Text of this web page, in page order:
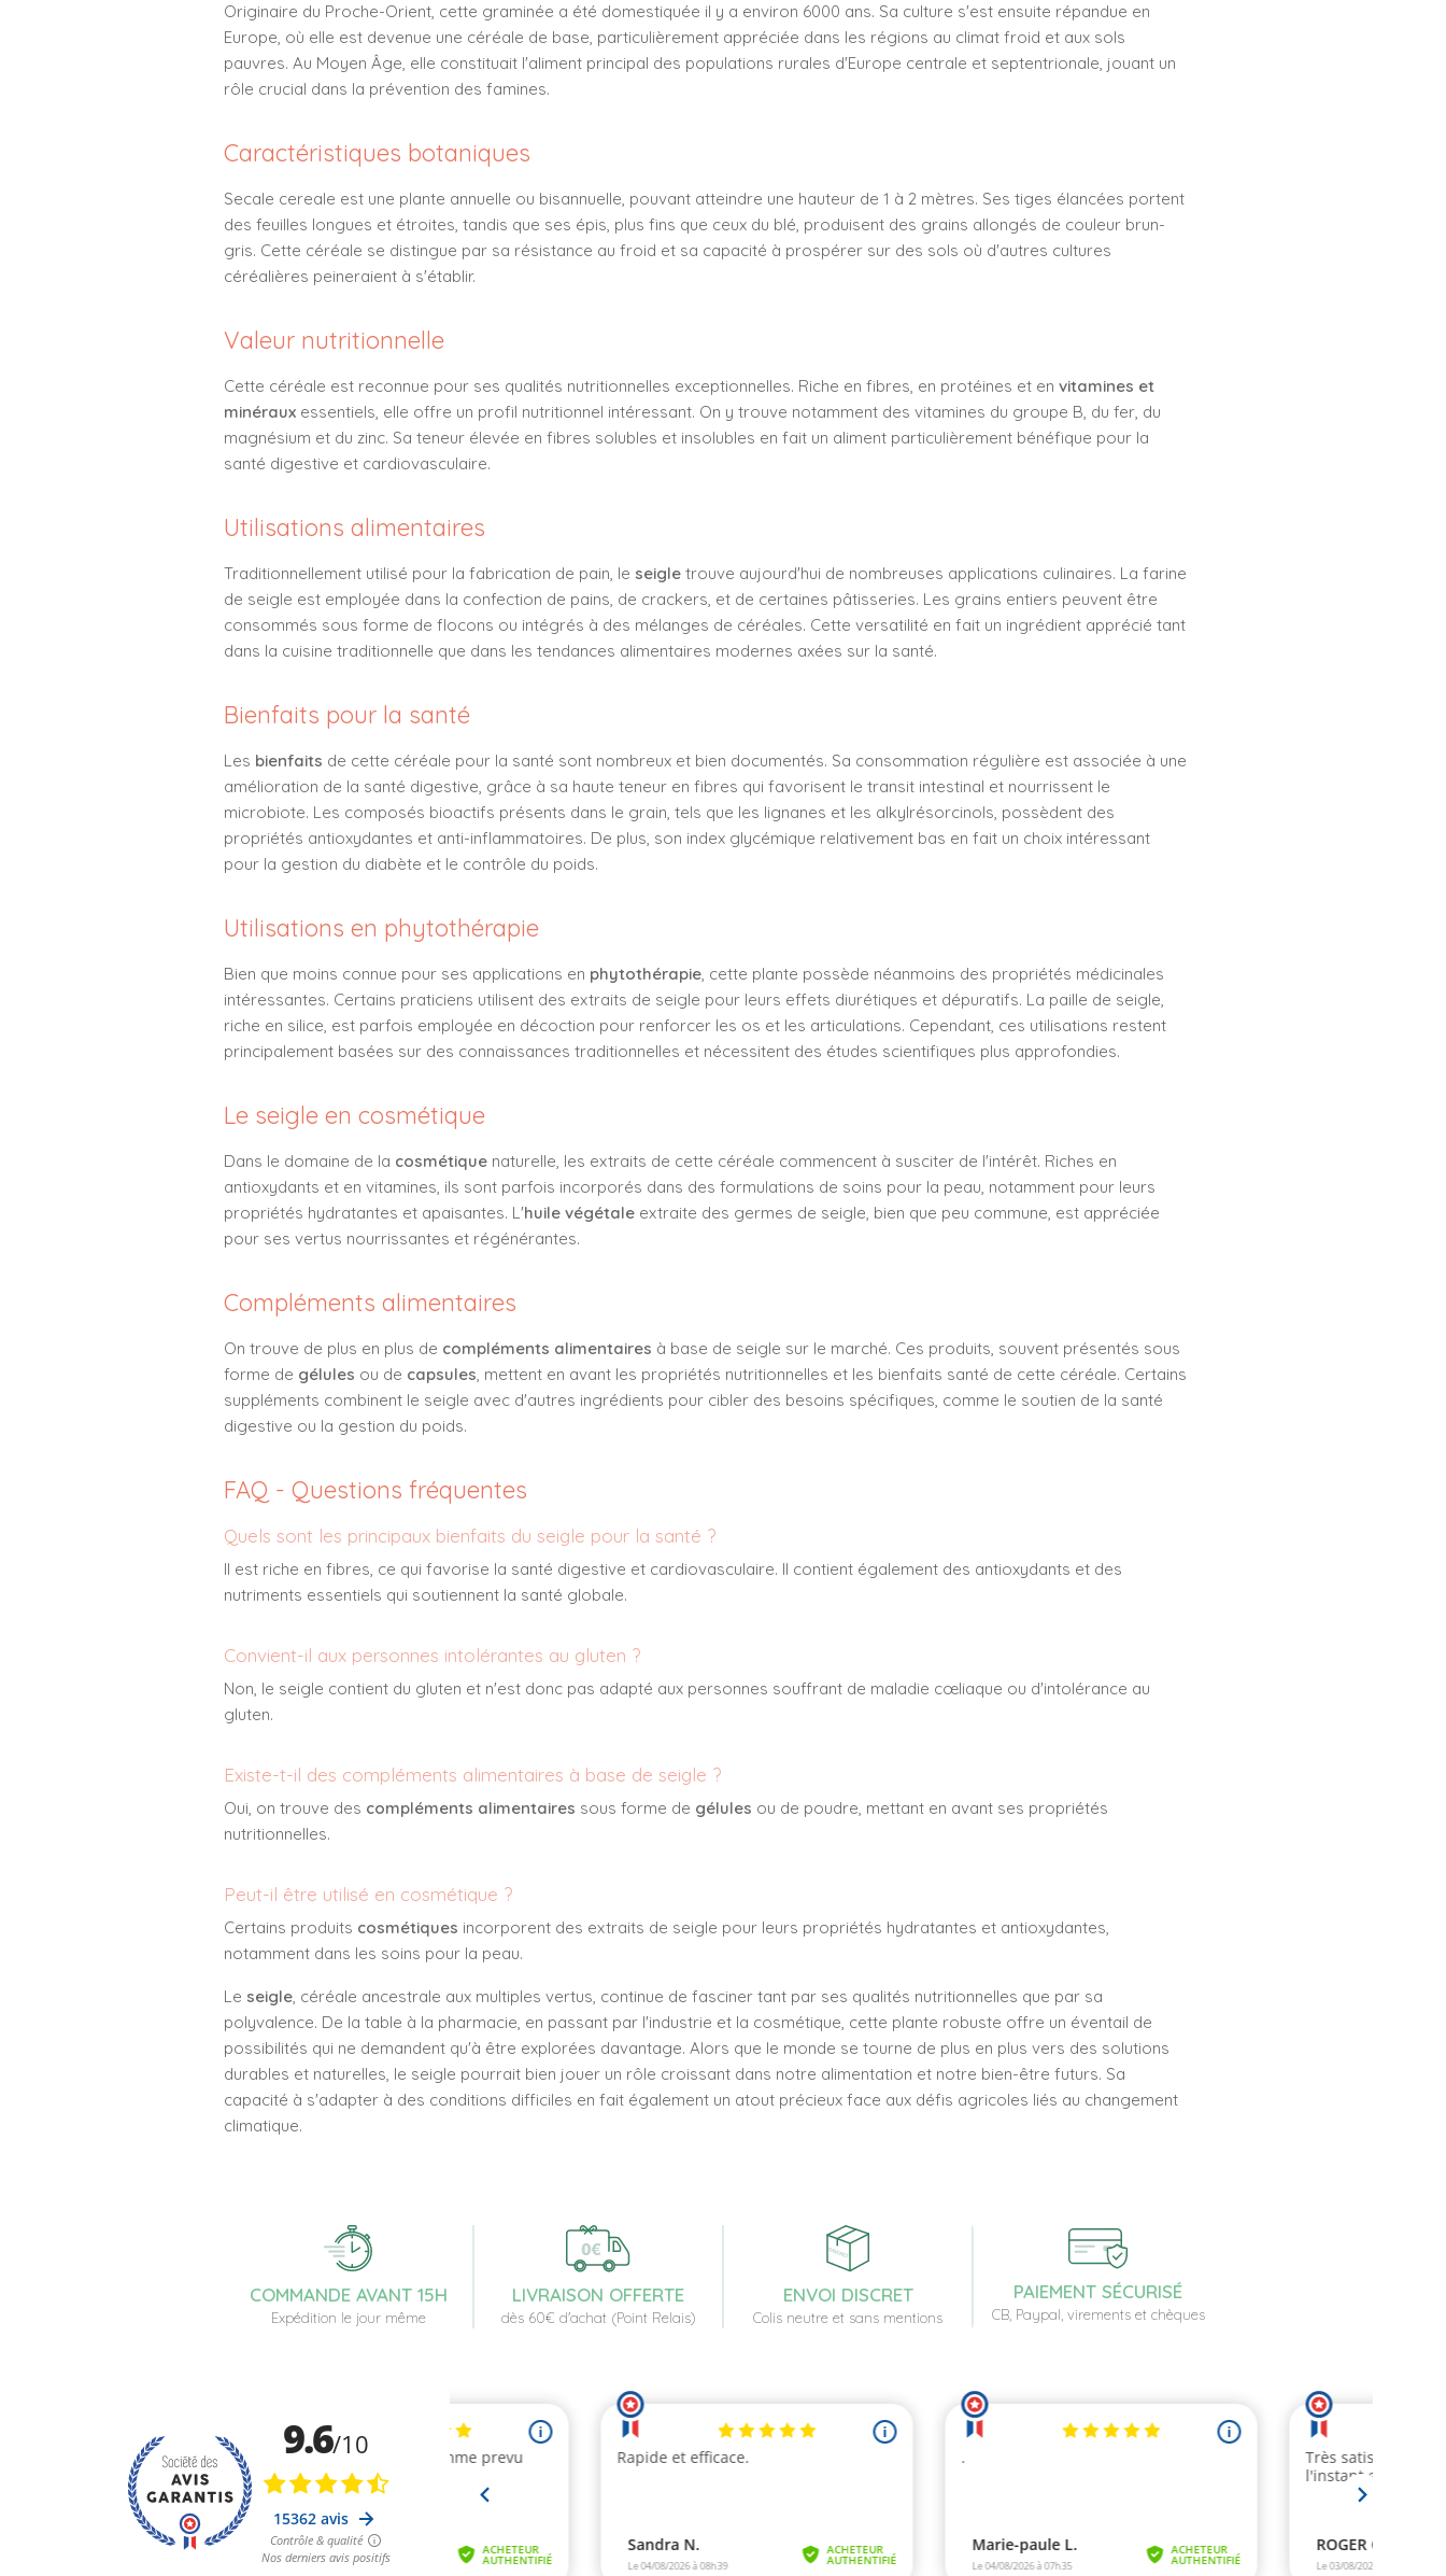
Originaire du Proche-Orient, cette graminée a été domestiquée il y a environ 6000 ans. Sa culture s'est ensuite répandue en
Europe, où elle est devenue une céréale de base, particulièrement appréciée dans les régions au climat froid et aux sols
pauvres. Au Moyen Âge, elle constituait l'aliment principal des populations rurales d'Europe centrale et septentrionale, jouant un
rôle crucial dans la prévention des famines.
Caractéristiques botaniques
Secale cereale est une plante annuelle ou bisannuelle, pouvant atteindre une hauteur de 1 à 2 mètres. Ses tiges élancées portent
des feuilles longues et étroites, tandis que ses épis, plus fins que ceux du blé, produisent des grains allongés de couleur brun-
gris. Cette céréale se distingue par sa résistance au froid et sa capacité à prospérer sur des sols où d'autres cultures
céréalières peineraient à s'établir.
Valeur nutritionnelle
Cette céréale est reconnue pour ses qualités nutritionnelles exceptionnelles. Riche en fibres, en protéines et en vitamines et
minéraux essentiels, elle offre un profil nutritionnel intéressant. On y trouve notamment des vitamines du groupe B, du fer, du
magnésium et du zinc. Sa teneur élevée en fibres solubles et insolubles en fait un aliment particulièrement bénéfique pour la
santé digestive et cardiovasculaire.
Utilisations alimentaires
Traditionnellement utilisé pour la fabrication de pain, le seigle trouve aujourd'hui de nombreuses applications culinaires. La farine
de seigle est employée dans la confection de pains, de crackers, et de certaines pâtisseries. Les grains entiers peuvent être
consommés sous forme de flocons ou intégrés à des mélanges de céréales. Cette versatilité en fait un ingrédient apprécié tant
dans la cuisine traditionnelle que dans les tendances alimentaires modernes axées sur la santé.
Bienfaits pour la santé
Les bienfaits de cette céréale pour la santé sont nombreux et bien documentés. Sa consommation régulière est associée à une
amélioration de la santé digestive, grâce à sa haute teneur en fibres qui favorisent le transit intestinal et nourrissent le
microbiote. Les composés bioactifs présents dans le grain, tels que les lignanes et les alkylrésorcinols, possèdent des
propriétés antioxydantes et anti-inflammatoires. De plus, son index glycémique relativement bas en fait un choix intéressant
pour la gestion du diabète et le contrôle du poids.
Utilisations en phytothérapie
Bien que moins connue pour ses applications en phytothérapie, cette plante possède néanmoins des propriétés médicinales
intéressantes. Certains praticiens utilisent des extraits de seigle pour leurs effets diurétiques et dépuratifs. La paille de seigle,
riche en silice, est parfois employée en décoction pour renforcer les os et les articulations. Cependant, ces utilisations restent
principalement basées sur des connaissances traditionnelles et nécessitent des études scientifiques plus approfondies.
Le seigle en cosmétique
Dans le domaine de la cosmétique naturelle, les extraits de cette céréale commencent à susciter de l'intérêt. Riches en
antioxydants et en vitamines, ils sont parfois incorporés dans des formulations de soins pour la peau, notamment pour leurs
propriétés hydratantes et apaisantes. L'huile végétale extraite des germes de seigle, bien que peu commune, est appréciée
pour ses vertus nourrissantes et régénérantes.
Compléments alimentaires
On trouve de plus en plus de compléments alimentaires à base de seigle sur le marché. Ces produits, souvent présentés sous
forme de gélules ou de capsules, mettent en avant les propriétés nutritionnelles et les bienfaits santé de cette céréale. Certains
suppléments combinent le seigle avec d'autres ingrédients pour cibler des besoins spécifiques, comme le soutien de la santé
digestive ou la gestion du poids.
FAQ - Questions fréquentes
Quels sont les principaux bienfaits du seigle pour la santé ?
Il est riche en fibres, ce qui favorise la santé digestive et cardiovasculaire. Il contient également des antioxydants et des
nutriments essentiels qui soutiennent la santé globale.
Convient-il aux personnes intolérantes au gluten ?
Non, le seigle contient du gluten et n'est donc pas adapté aux personnes souffrant de maladie cœliaque ou d'intolérance au
gluten.
Existe-t-il des compléments alimentaires à base de seigle ?
Oui, on trouve des compléments alimentaires sous forme de gélules ou de poudre, mettant en avant ses propriétés
nutritionnelles.
Peut-il être utilisé en cosmétique ?
Certains produits cosmétiques incorporent des extraits de seigle pour leurs propriétés hydratantes et antioxydantes,
notamment dans les soins pour la peau.
Le seigle, céréale ancestrale aux multiples vertus, continue de fasciner tant par ses qualités nutritionnelles que par sa
polyvalence. De la table à la pharmacie, en passant par l'industrie et la cosmétique, cette plante robuste offre un éventail de
possibilités qui ne demandent qu'à être explorées davantage. Alors que le monde se tourne de plus en plus vers des solutions
durables et naturelles, le seigle pourrait bien jouer un rôle croissant dans notre alimentation et notre bien-être futurs. Sa
capacité à s'adapter à des conditions difficiles en fait également un atout précieux face aux défis agricoles liés au changement
climatique.
COMMANDE AVANT 15H
Expédition le jour même
LIVRAISON OFFERTE
dès 60€ d'achat (Point Relais)
ENVOI DISCRET
Colis neutre et sans mentions
PAIEMENT SÉCURISÉ
CB, Paypal, virements et chèques